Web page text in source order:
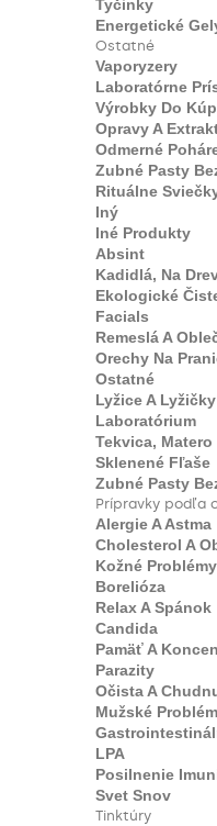
Tyčinky
Energetické
Ostatné
Vaporyzery
Laboratórne
Výrobky Do
Opravy A
Odmerné
Zubné Pasty
Rituálne
Iný
Iné Produkty
Absint
Kadidlá, Na
Ekologické
Facials
Remeslá A
Orechy Na
Ostatné
Lyžice A Lyžičky
Laboratórium
Tekvica, Matero
Sklenené Fľaše
Zubné Pasty
Prípravky podľa
Alergie A Astma
Cholesterol A
Kožné Problémy
Borelióza
Relax A Spánok
Candida
Pamäť A
Parazity
Očista A
Mužské
LPA
Posilnenie
Svet Snov
Tinktúry